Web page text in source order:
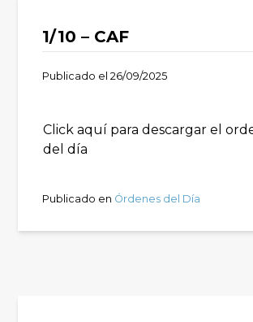
1/10 – CAF
Publicado el26/09/2025
Click aquí para descargar el
del día
Publicado en Órdenes del Día